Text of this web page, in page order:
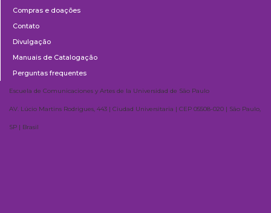
Compras e doações
Contato
Divulgação
Manuais de Catalogação
Perguntas frequentes
Escuela de Comunicaciones y Artes de la Universidad de São Paulo
AV. Lúcio Martins Rodrigues, 443 | Ciudad Universitaria | CEP 05508-020 | São Paulo,
SP | Brasil